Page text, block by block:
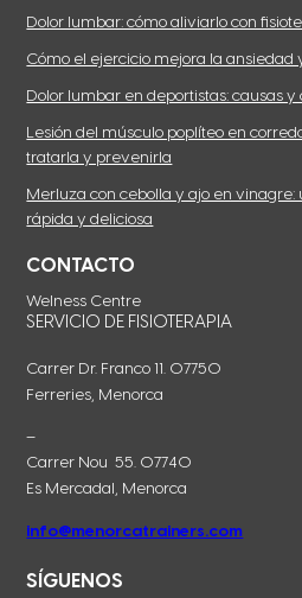
Dolor lumbar: cómo aliviarlo con
Cómo el ejercicio mejora la ansiedad
Dolor lumbar en deportistas: causas
Lesión del músculo poplíteo en
tratarla y prevenirla
Merluza con cebolla y ajo en vinagre:
rápida y deliciosa
CONTACTO
Welness Centre
SERVICIO DE FISIOTERAPIA
Carrer Dr. Franco 11. 07750
Ferreries, Menorca
–
Carrer Nou 55. 07740
Es Mercadal, Menorca
info@menorcatrainers.com
SÍGUENOS